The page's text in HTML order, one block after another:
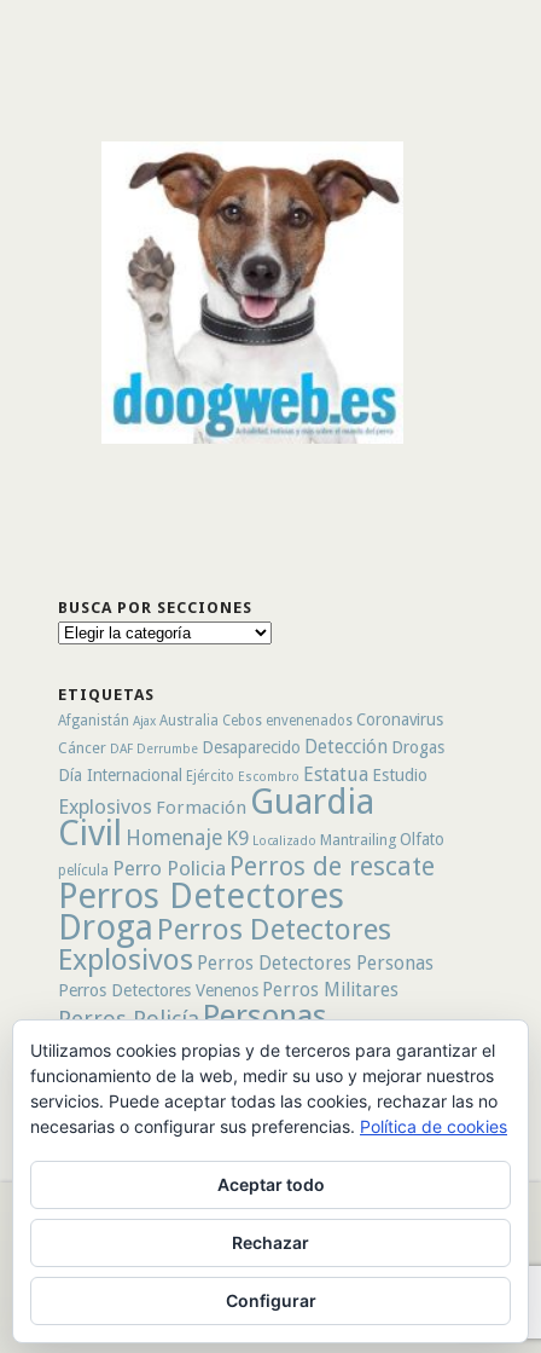
BUSCA POR SECCIONES
Busca
ETIQUETAS
Afganistán Ajax Australia Cebos envenenados Coronavirus
Cáncer DAF Derrumbe Desaparecido Detección Drogas
Día Internacional Ejército Escombro Estatua Estudio
Explosivos Formación Guardia
Civil Homenaje K9 Localizado Mantrailing Olfato
película Perro Policia Perros de rescate
Perros Detectores
Droga Perros Detectores
Explosivos Perros Detectores Personas
Perros Detectores Venenos Perros Militares
Perros PolicíaPersonas
Desaparecidas Policía Policía Local
Policía Nacionalrastro rescate Restos
humanosTerremoto Tertulias Caninas Unidad
canina Veneno Video
© 2026 PerrosdeBusqueda |Política de Privacidad y Aviso Legal|
Utilizamos cookies propias y de terceros para garantizar el
funcionamiento de la web, medir su uso y mejorar nuestros
servicios. Puede aceptar todas las cookies, rechazar las no
necesarias o configurar sus preferencias. Política de cookies
Aceptar todo
Rechazar
Configurar